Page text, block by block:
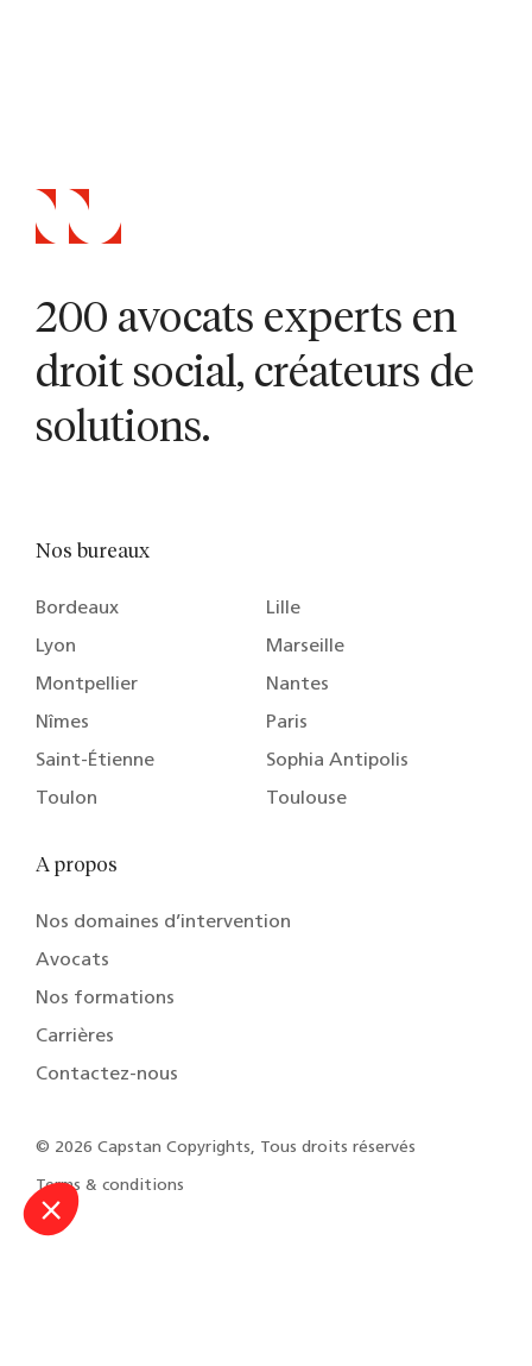
200 avocats experts en
droit social, créateurs de
solutions.
Nos bureaux
Bordeaux
Lille
Lyon
Marseille
Montpellier
Nantes
Nîmes
Paris
Saint-Étienne
Sophia Antipolis
Toulon
Toulouse
A propos
Nos domaines d’intervention
Avocats
Nos formations
Carrières
Contactez-nous
© 2026 Capstan Copyrights, Tous droits réservés
Terms & conditions